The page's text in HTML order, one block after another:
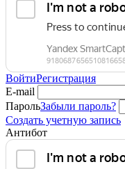
ВойтиРегистрация
E-mail
ПарольЗабыли пароль?
Создать учетную запись
Антибот